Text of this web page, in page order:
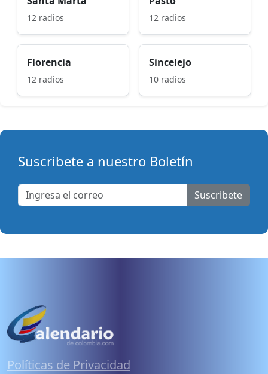
12 radios 12 radios
Florencia
12 radios
Sincelejo
10 radios
Suscribete a nuestro Boletín
Suscribete
Políticas de Privacidad